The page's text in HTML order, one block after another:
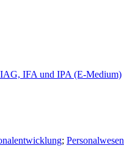
IFA und IPA (E-Medium)
; Personalwesen